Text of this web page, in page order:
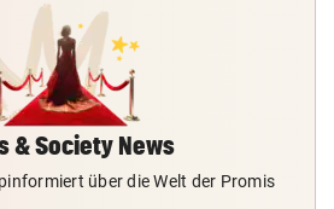
& Society News
über die Welt der Promis